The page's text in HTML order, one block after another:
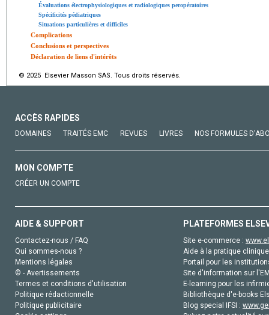
Évaluations électrophysiologiques et radiologiques peropératoires
Spécificités pédiatriques
Situations particulières et difficiles
Complications
Conclusions et perspectives
Déclaration de liens d'intérêts
© 2025 Elsevier Masson SAS. Tous droits réservés.
ACCÈS RAPIDES
DOMAINES TRAITÉS EMC REVUES LIVRES NOS FORMULES
MON COMPTE
CRÉER UN COMPTE
AIDE & SUPPORT
Contactez-nous / FAQ
Qui sommes-nous ?
Mentions légales
© - Avertissements
Termes et conditions d'utilisation
Politique rédactionnelle
Politique publicitaire
PLATEFORMES
Site e-commerce :
Aide à la pratique
Portail pour les
Site d'information sur
E-learning pour les
Bibliothèque d'e-books
Blog special IFSI :